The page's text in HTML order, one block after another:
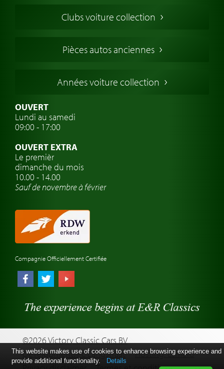
Voitures Anglaises
Voitures Allemandes
Voitures Suédoises
Assurance voiture de collection
Clubs de voitures classiques
Atelier de voitures anciennes
Montres de marque de voiture
Clubs voiture collection
Pièces autos anciennes
Années voiture collection
OUVERT
Lundi au samedi
09:00 - 17:00
OUVERT EXTRA
Le premièr
dimanche du mois
10.00 - 14.00
Sauf de novembre à février
Compagnie Officiellement Certifiée
©2026 Victory Classic Cars BV
Development: Pc Langstraat
Hosting: Esmero
This website makes use of cookies to enhance browsing experience and
provide additional functionality.
Details